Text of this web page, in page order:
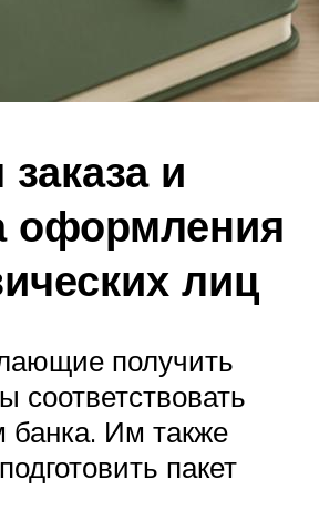
и
оформления
лиц
получить
соответствовать
банка. Им также
пакет